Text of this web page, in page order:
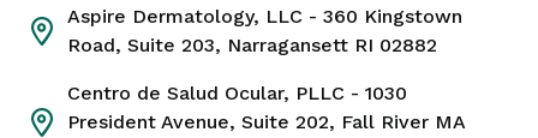
508-991-8600
389 Alden Road
Fairhaven MA 02719
Información sobre la ubicación
Aspire Dermatology, LLC - 360 Kingstown
Road, Suite 203, Narragansett RI 02882
Centro de Salud Ocular, PLLC - 1030
President Avenue, Suite 202, Fall River MA